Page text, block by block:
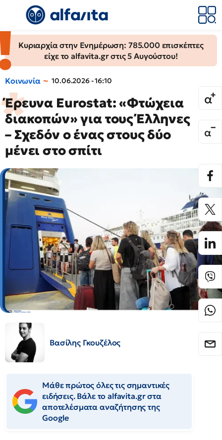
Κυριαρχία στην Ενημέρωση: 785.000 επισκέπτες
είχε το alfavita.gr στις 5 Αυγούστου!
Κοινωνία 10.06.2026 - 16:10
Έρευνα Eurostat: «Φτώχεια
διακοπών» για τους Έλληνες
– Σχεδόν ο ένας στους δύο
μένει στο σπίτι
Βασίλης Γκουζέλος
Μάθε πρώτος όλες τις σημαντικές
ειδήσεις. Βάλε το alfavita.gr στα
αποτελέσματα αναζήτησης της
Google